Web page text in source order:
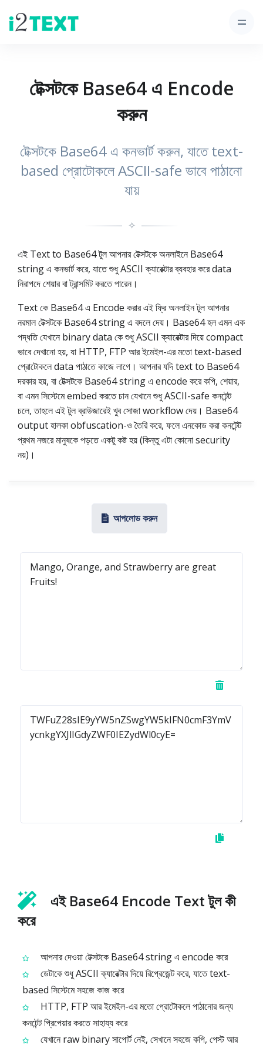
টেক্সটকে Base64 এ Encode
করুন
টেক্সটকে Base64 এ কনভার্ট করুন, যাতে text-
based প্রোটোকলে ASCII-safe ভাবে পাঠানো
যায়
✧
এই Text to Base64 টুল আপনার টেক্সটকে অনলাইনে Base64
string এ কনভার্ট করে, যাতে শুধু ASCII ক্যারেক্টার ব্যবহার করে data
নিরাপদে শেয়ার বা ট্রান্সমিট করতে পারেন।
Text কে Base64 এ Encode করার এই ফ্রি অনলাইন টুল আপনার
নরমাল টেক্সটকে Base64 string এ বদলে দেয়। Base64 হল এমন এক
পদ্ধতি যেখানে binary data কে শুধু ASCII ক্যারেক্টার দিয়ে compact
ভাবে দেখানো হয়, যা HTTP, FTP আর ইমেইল-এর মতো text-based
প্রোটোকলে data পাঠাতে কাজে লাগে। আপনার যদি text to Base64
দরকার হয়, বা টেক্সটকে Base64 string এ encode করে কপি, শেয়ার,
বা এমন সিস্টেমে embed করতে চান যেখানে শুধু ASCII-safe কনটেন্ট
চলে, তাহলে এই টুল ব্রাউজারেই খুব সোজা workflow দেয়। Base64
output হালকা obfuscation-ও তৈরি করে, ফলে এনকোড করা কনটেন্ট
প্রথম নজরে মানুষকে পড়তে একটু কষ্ট হয় (কিন্তু এটা কোনো security
নয়)।
আপলোড করুন
এই Base64 Encode Text টুল কী
করে
আপনার দেওয়া টেক্সটকে Base64 string এ encode করে
ডেটাকে শুধু ASCII ক্যারেক্টার দিয়ে রিপ্রেজেন্ট করে, যাতে text-
based সিস্টেমে সহজে কাজ করে
HTTP, FTP আর ইমেইল-এর মতো প্রোটোকলে পাঠানোর জন্য
কনটেন্ট প্রিপেয়ার করতে সাহায্য করে
যেখানে raw binary সাপোর্ট নেই, সেখানে সহজে কপি, পেস্ট আর